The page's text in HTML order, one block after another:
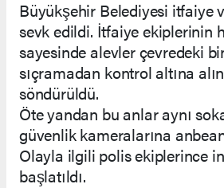
Büyükşehir Belediyesi itfaiye
sevk edildi. İtfaiye ekiplerinin
sayesinde alevler çevredeki
sıçramadan kontrol altına
söndürüldü.
Öte yandan bu anlar aynı
güvenlik kameralarına
Olayla ilgili polis ekiplerince
başlatıldı.